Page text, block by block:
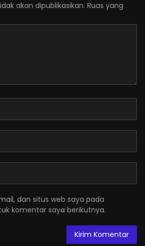
akan dipublikasikan. Ruas yang
dan situs web saya pada
komentar saya berikutnya.